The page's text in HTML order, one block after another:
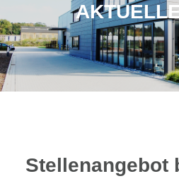
Stellenangebot